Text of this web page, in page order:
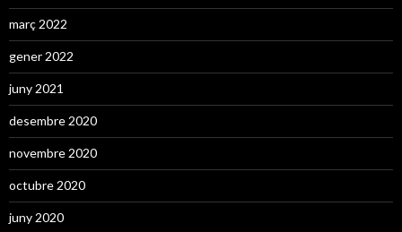
març 2022
gener 2022
juny 2021
desembre 2020
novembre 2020
octubre 2020
juny 2020